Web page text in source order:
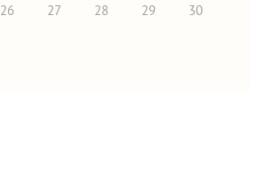
26 27 28 29
30